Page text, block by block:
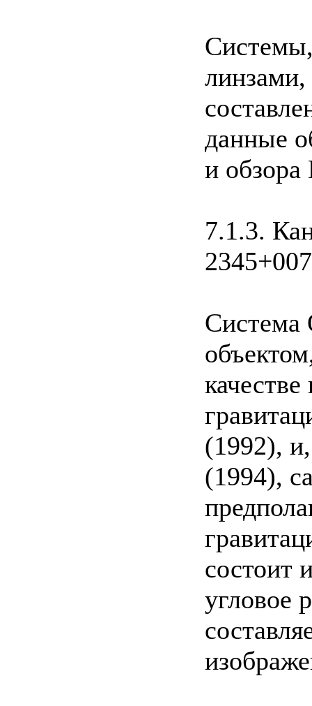
данные
и
7.1.3.
2345+007
Система
(1992),
(1994),
состоит
угловое